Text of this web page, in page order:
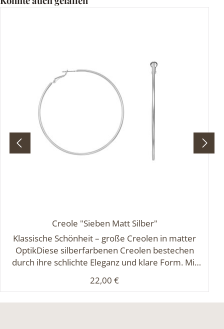
Creole "Sieben Matt Silber"
Klassische Schönheit – große Creolen in matter
OptikDiese silberfarbenen Creolen bestechen
durch ihre schlichte Eleganz und klare Form. Mit
feinen Materialstärke von 0,2 cm wirken sie
Regulärer Preis:
22,00 €